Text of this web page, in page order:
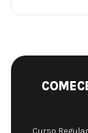
Curso